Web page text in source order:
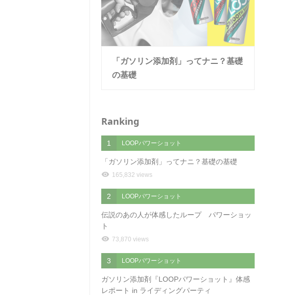
「ガソリン添加剤」ってナニ？基礎
の基礎
Ranking
1 LOOPパワーショット
「ガソリン添加剤」ってナニ？基礎の基礎
165,832 views
2 LOOPパワーショット
伝説のあの人が体感したループ パワーショッ
ト
73,870 views
3 LOOPパワーショット
ガソリン添加剤『LOOPパワーショット』体感
レポート in ライディングパーティ